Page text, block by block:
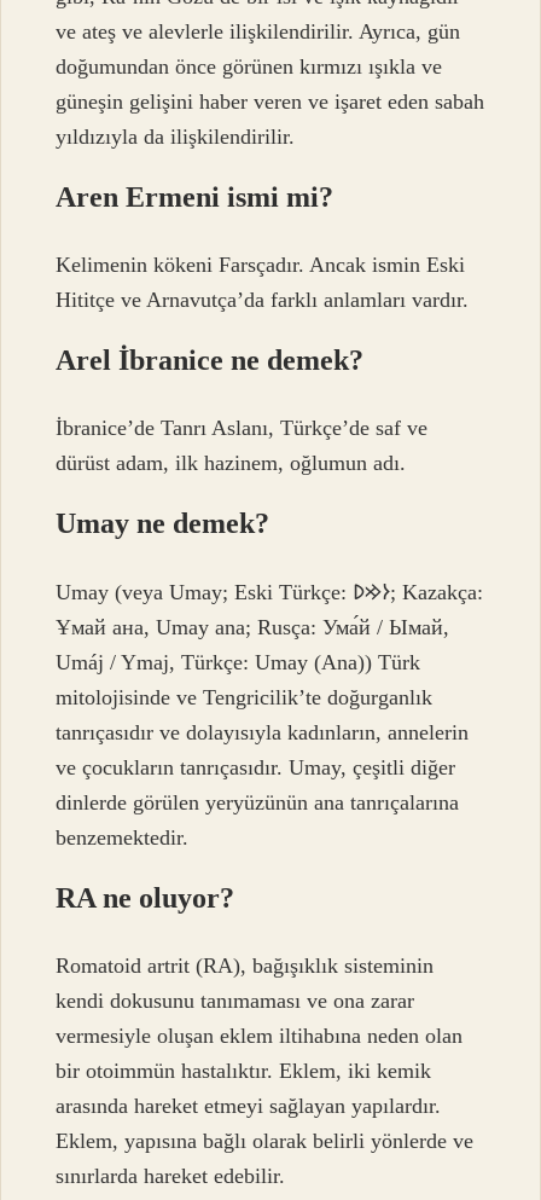
ve ateş ve alevlerle ilişkilendirilir. Ayrıca, gün
doğumundan önce görünen kırmızı ışıkla ve
güneşin gelişini haber veren ve işaret eden sabah
yıldızıyla da ilişkilendirilir.
Aren Ermeni ismi mi?
Kelimenin kökeni Farsçadır. Ancak ismin Eski
Hititçe ve Arnavutça’da farklı anlamları vardır.
Arel İbranice ne demek?
İbranice’de Tanrı Aslanı, Türkçe’de saf ve
dürüst adam, ilk hazinem, oğlumun adı.
Umay ne demek?
Umay (veya Umay; Eski Türkçe: 𐰆𐰢𐰖; Kazakça:
Ұмай aна, Umay ana; Rusça: Ума́й / Ымай,
Umáj / Ymaj, Türkçe: Umay (Ana)) Türk
mitolojisinde ve Tengricilik’te doğurganlık
tanrıçasıdır ve dolayısıyla kadınların, annelerin
ve çocukların tanrıçasıdır. Umay, çeşitli diğer
dinlerde görülen yeryüzünün ana tanrıçalarına
benzemektedir.
RA ne oluyor?
Romatoid artrit (RA), bağışıklık sisteminin
kendi dokusunu tanımaması ve ona zarar
vermesiyle oluşan eklem iltihabına neden olan
bir otoimmün hastalıktır. Eklem, iki kemik
arasında hareket etmeyi sağlayan yapılardır.
Eklem, yapısına bağlı olarak belirli yönlerde ve
sınırlarda hareket edebilir.